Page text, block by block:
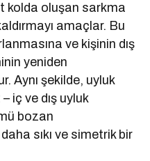
kolda oluşan sarkma
amaçlar. Bu
ve kişinin dış
yeniden
Aynı şekilde, uyluk
iç ve dış uyluk
bozan
sıkı ve simetrik bir